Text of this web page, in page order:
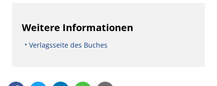
Weitere Informationen
Verlagsseite des Buches